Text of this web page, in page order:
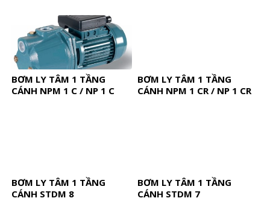
BƠM LY TÂM 1 TẦNG
CÁNH NPM 1 C / NP 1 C
BƠM LY TÂM 1 TẦNG
CÁNH NPM 1 CR / NP 1 CR
BƠM LY TÂM 1 TẦNG
CÁNH STDM 8
BƠM LY TÂM 1 TẦNG
CÁNH STDM 7